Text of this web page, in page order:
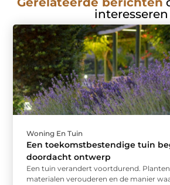
interesseren
Woning En Tuin
Een toekomstbestendige tuin
doordacht ontwerp
Een tuin verandert voortdurend.
materialen verouderen en de manier